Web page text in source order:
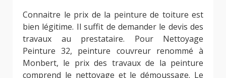
Connaitre le prix de la peinture de toiture est
bien légitime. Il suffit de demander le devis des
travaux au prestataire. Pour Nettoyage
Peinture 32, peinture couvreur renommé à
Monbert, le prix des travaux de la peinture
comprend le nettoyage et le démoussage. Le